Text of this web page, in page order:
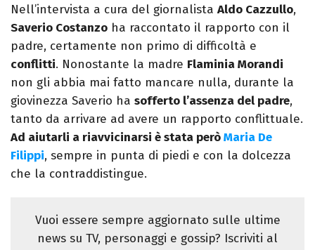
Nell’intervista a cura del giornalista Aldo Cazzullo,
Saverio Costanzo ha raccontato il rapporto con il
padre, certamente non primo di difficoltà e
conflitti. Nonostante la madre Flaminia Morandi
non gli abbia mai fatto mancare nulla, durante la
giovinezza Saverio ha sofferto l’assenza del padre,
tanto da arrivare ad avere un rapporto conflittuale.
Ad aiutarli a riavvicinarsi è stata peròMaria De
Filippi, sempre in punta di piedi e con la dolcezza
che la contraddistingue.
Vuoi essere sempre aggiornato sulle ultime
news su TV, personaggi e gossip? Iscriviti al